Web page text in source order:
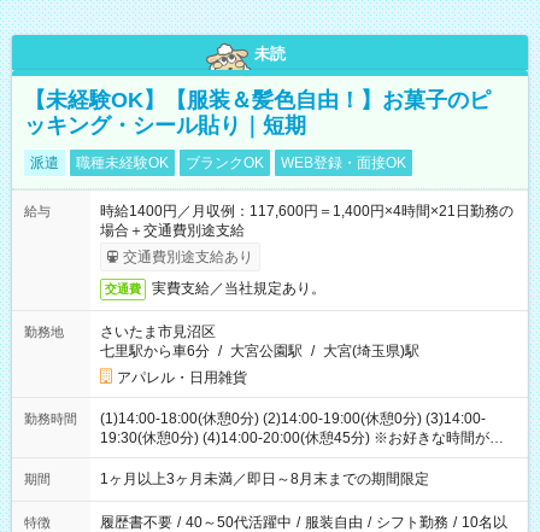
未読
【未経験OK】【服装＆髪色自由！】お菓子のピ
ッキング・シール貼り｜短期
派遣 職種未経験OK ブランクOK WEB登録・面接OK
給与
時給1400円／月収例：117,600円＝1,400円×4時間×21日勤務の
場合＋交通費別途支給
交通費別途支給あり
交通費 実費支給／当社規定あり。
勤務地
さいたま市見沼区
七里駅から車6分 / 大宮公園駅 / 大宮(埼玉県)駅
アパレル・日用雑貨
勤務時間
(1)14:00-18:00(休憩0分) (2)14:00-19:00(休憩0分) (3)14:00-
19:30(休憩0分) (4)14:00-20:00(休憩45分) ※お好きな時間が選べ
ます
期間 1ヶ月以上3ヶ月未満／即日～8月末までの期間限定
特徴 履歴書不要 / 40～50代活躍中 / 服装自由 / シフト勤務 / 10名以